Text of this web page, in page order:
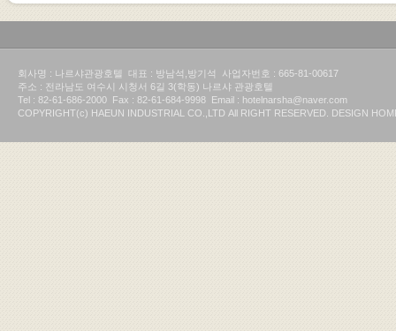
회사명 : 나르샤관광호텔 대표 : 방남석,방기석 사업자번호 : 665-81-00617
주소 : 전라남도 여수시 시청서 6길 3(학동) 나르샤 관광호텔
Tel : 82-61-686-2000 Fax : 82-61-684-9998 Email : hotelnarsha@naver.com
COPYRIGHT(c) HAEUN INDUSTRIAL CO.,LTD All RIGHT RESERVED. DESIGN